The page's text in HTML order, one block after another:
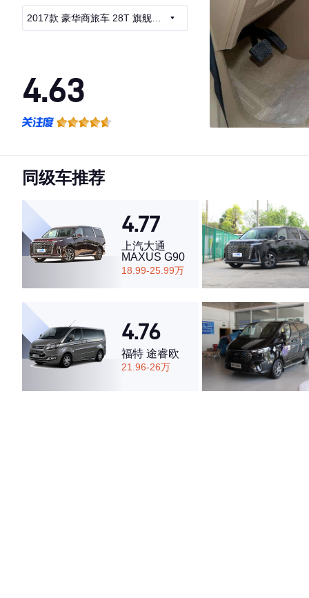
2017款 豪华商旅车 28T 旗舰型
4.63
·空间表现较为优秀，优于65%同级车
同级车推荐
4.77
上汽大通
MAXUS G90
18.99-25.99万
4.76
福特 途睿欧
21.96-26万